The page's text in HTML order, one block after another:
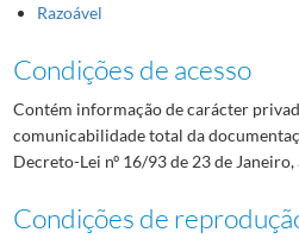
Razoável
Condições de acesso
Contém informação de carácter
comunicabilidade total da
Decreto-Lei nº 16/93 de 23 de Janeiro,
Condições de